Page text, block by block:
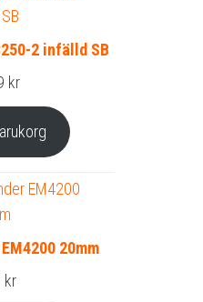
2 infälld SB
kr
20mm
kr